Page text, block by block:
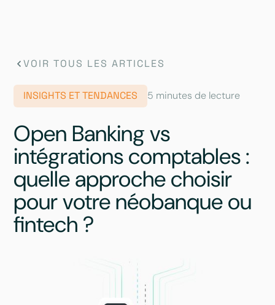
VOIR TOUS LES ARTICLES
INSIGHTS ET TENDANCES 5 minutes de lecture
Open Banking vs
intégrations comptables :
quelle approche choisir
pour votre néobanque ou
fintech ?